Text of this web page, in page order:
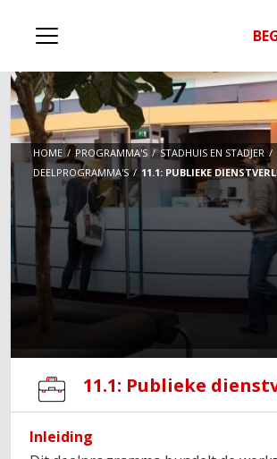
HOME PROGRAMMA'S
STADHUIS EN STADJER
DEELPROGRAMMA'S
11.1: PUBLIEKE
11.1: Publieke
Inleiding